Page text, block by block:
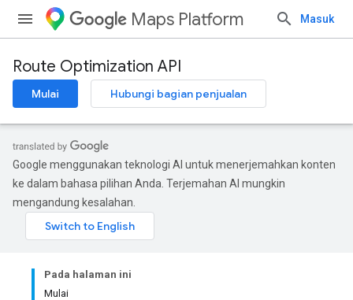
Maps Platform Masuk
Route Optimization API
Mulai Hubungi bagian penjualan
Google menggunakan teknologi AI untuk menerjemahkan konten
ke dalam bahasa pilihan Anda. Terjemahan AI mungkin
mengandung kesalahan.
Pada halaman ini
Mulai